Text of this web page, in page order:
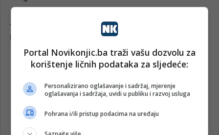
Portal Novikonjic.ba traži vašu dozvolu za
korištenje ličnih podataka za sljedeće:
Personalizirano oglašavanje i sadržaj, mjerenje
oglašavanja i sadržaja, uvidi u publiku i razvoj usluga
Pohrana i/ili pristup podacima na uređaju